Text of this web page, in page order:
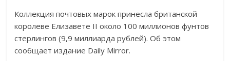
Коллекция почтовых марок принесла британской
королеве Елизавете II около 100 миллионов фунтов
стерлингов (9,9 миллиарда рублей). Об этом
сообщает издание Daily Mirror.